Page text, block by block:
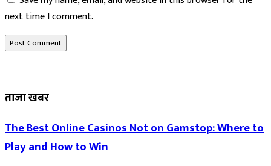
next time I comment.
ताजा खबर
The Best Online Casinos Not on Gamstop: Where to
Play and How to Win